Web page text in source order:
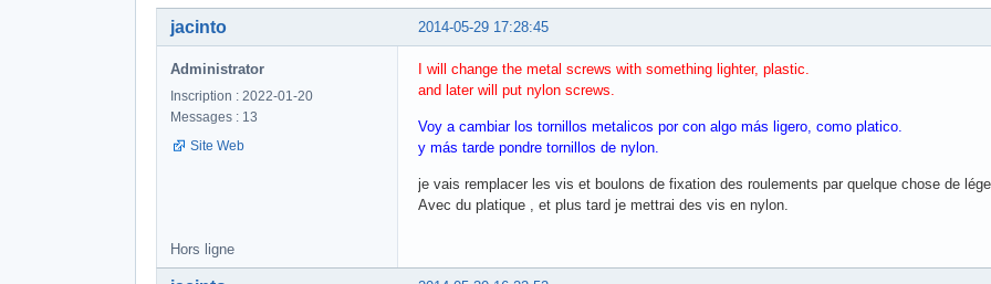
2014-05-29 17:28:45
jacinto
Administrator
Inscription : 2022-01-20
Messages : 13
Site Web
I will change the metal screws with something lighter, plastic.
and later will put nylon screws.
Voy a cambiar los tornillos metalicos por con algo más ligero, como platico.
y más tarde pondre tornillos de nylon.
je vais remplacer les vis et boulons de fixation des roulements par quelque chose de
Avec du platique , et plus tard je mettrai des vis en nylon.
Hors ligne